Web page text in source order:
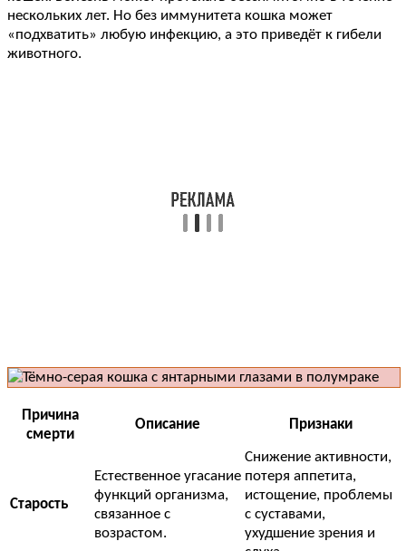
нескольких лет. Но без иммунитета кошка может
«подхватить» любую инфекцию, а это приведёт к гибели
животного.
Причина
смерти
Описание Признаки
Старость
Естественное угасание
функций организма,
связанное с
возрастом.
Снижение активности,
потеря аппетита,
истощение, проблемы
с суставами,
ухудшение зрения и